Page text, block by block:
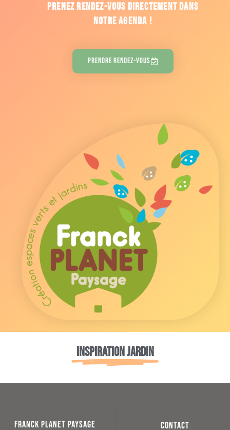
Prenez rendez-vous directement dans
notre agenda !
Prendre Rendez-Vous
Inspiration jardin
CONTACT
FRANCK PLANET PAYSAGE